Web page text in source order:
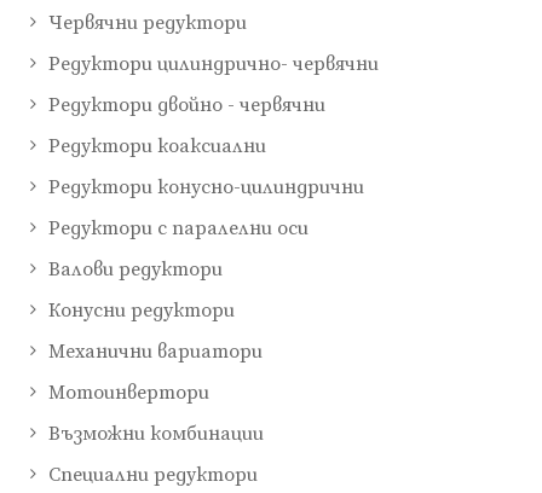
Червячни редуктори
Редуктори цилиндрично- червячни
Редуктори двойно - червячни
Редуктори коаксиални
Редуктори конусно-цилиндрични
Редуктори с паралелни оси
Валови редуктори
Конусни редуктори
Механични вариатори
Мотоинвертори
Възможни комбинации
Специални редуктори